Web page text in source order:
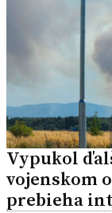
Vypukol
vojenskom
prebieha